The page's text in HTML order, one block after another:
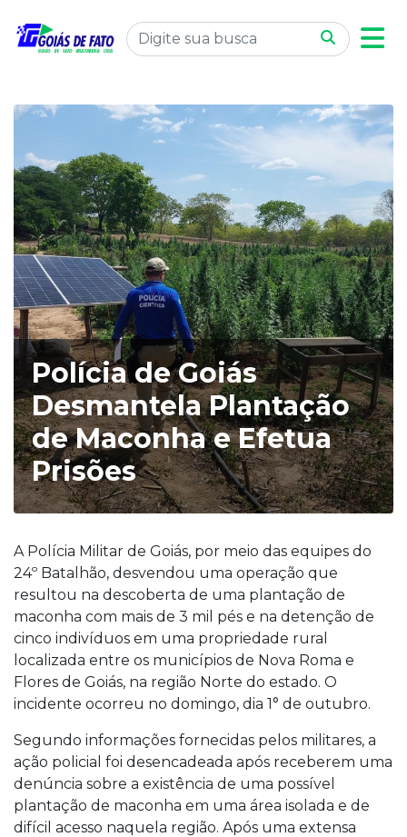
Polícia de Goiás
Desmantela Plantação
de Maconha e Efetua
Prisões
A Polícia Militar de Goiás, por meio das equipes do
24º Batalhão, desvendou uma operação que
resultou na descoberta de uma plantação de
maconha com mais de 3 mil pés e na detenção de
cinco indivíduos em uma propriedade rural
localizada entre os municípios de Nova Roma e
Flores de Goiás, na região Norte do estado. O
incidente ocorreu no domingo, dia 1° de outubro.
Segundo informações fornecidas pelos militares, a
ação policial foi desencadeada após receberem uma
denúncia sobre a existência de uma possível
plantação de maconha em uma área isolada e de
difícil acesso naquela região. Após uma extensa